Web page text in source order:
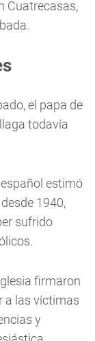
Cuatrecasas,
el papa de
todavía
estimó
1940,
sufrido
firmaron
a las víctimas
y